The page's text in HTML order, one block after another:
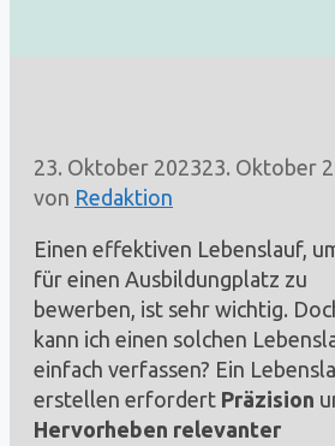
23. Oktober 202323. Oktober
von Redaktion
Einen effektiven Lebenslauf,
für einen Ausbildungplatz zu
bewerben, ist sehr wichtig.
kann ich einen solchen
einfach verfassen? Ein
erstellen erfordert Präzision
Hervorheben relevanter